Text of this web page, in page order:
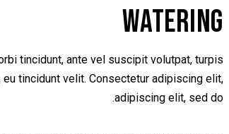
WATERING
tincidunt, ante vel suscipit volutpat, turpis
tincidunt velit. Consectetur adipiscing elit,
adipiscing elit, sed do.